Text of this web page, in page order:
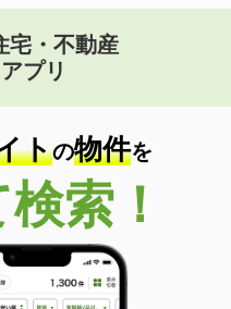
宅・不動産
アプリ
トの物件を
索！